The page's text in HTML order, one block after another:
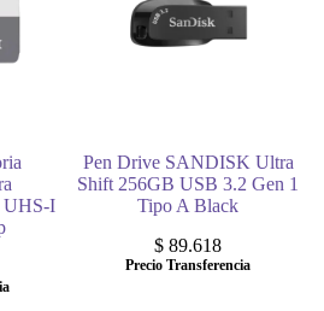
UHS-I
Pen Drive SANDISK Ultra
Shift 256GB USB 3.2 Gen 1
Tipo A Black
$ 89.618
Precio Transferencia